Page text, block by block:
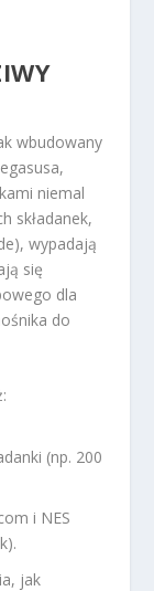
wbudowany
niemal
składanek,
wypadają
się
dla
do
(np. 200
i NES
jak